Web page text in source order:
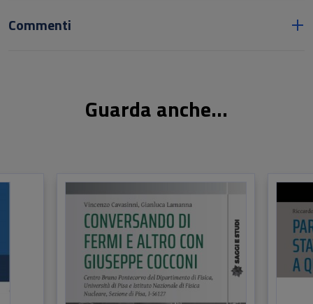
Commenti
Guarda anche...